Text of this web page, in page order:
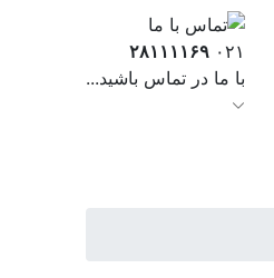
۰۲۱ ۲۸۱۱۱۱۶۹
با ما در تماس باشید...